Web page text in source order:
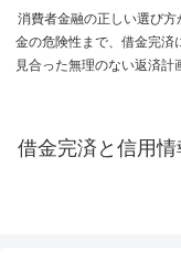
消費者金融の正しい選び
金の危険性まで、借金完済
見合った無理のない返済計
借金完済と信用